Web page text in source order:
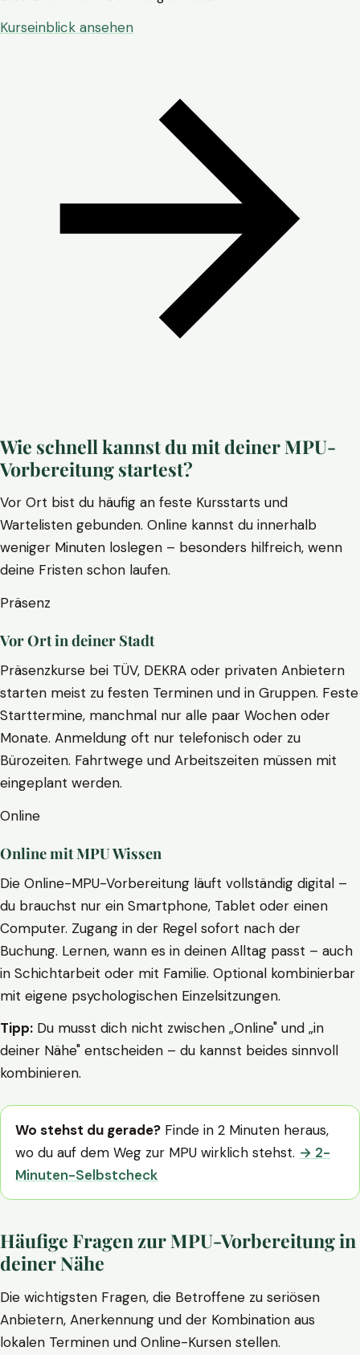
Kurseinblick ansehen
Wie schnell kannst du mit deiner MPU-
Vorbereitung startest?
Vor Ort bist du häufig an feste Kursstarts und
Wartelisten gebunden. Online kannst du innerhalb
weniger Minuten loslegen – besonders hilfreich, wenn
deine Fristen schon laufen.
Präsenz
Vor Ort in deiner Stadt
Präsenzkurse bei TÜV, DEKRA oder privaten Anbietern
starten meist zu festen Terminen und in Gruppen. Feste
Starttermine, manchmal nur alle paar Wochen oder
Monate. Anmeldung oft nur telefonisch oder zu
Bürozeiten. Fahrtwege und Arbeitszeiten müssen mit
eingeplant werden.
Online
Online mit MPU Wissen
Die Online-MPU-Vorbereitung läuft vollständig digital –
du brauchst nur ein Smartphone, Tablet oder einen
Computer. Zugang in der Regel sofort nach der
Buchung. Lernen, wann es in deinen Alltag passt – auch
in Schichtarbeit oder mit Familie. Optional kombinierbar
mit eigene psychologischen Einzelsitzungen.
Tipp: Du musst dich nicht zwischen „Online" und „in
deiner Nähe" entscheiden – du kannst beides sinnvoll
kombinieren.
Wo stehst du gerade? Finde in 2 Minuten heraus,
wo du auf dem Weg zur MPU wirklich stehst. → 2-
Minuten-Selbstcheck
Häufige Fragen zur MPU-Vorbereitung in
deiner Nähe
Die wichtigsten Fragen, die Betroffene zu seriösen
Anbietern, Anerkennung und der Kombination aus
lokalen Terminen und Online-Kursen stellen.